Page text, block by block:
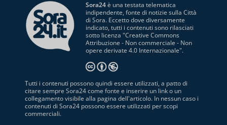
Sora24è una testata telematica
indipendente, fonte di notizie sulla Città
di Sora. Eccetto dove diversamente
indicato, tutti i contenuti sono rilasciati
sotto licenza "Creative Commons
Attribuzione - Non commerciale - Non
opere derivate 4.0 Internazionale".
Tutti i contenuti possono quindi essere utilizzati, a patto di
citare sempre Sora24 come fonte e inserire un link o un
collegamento visibile alla pagina dell'articolo. In nessun caso i
contenuti di Sora24 possono essere utilizzati per scopi
commerciali.